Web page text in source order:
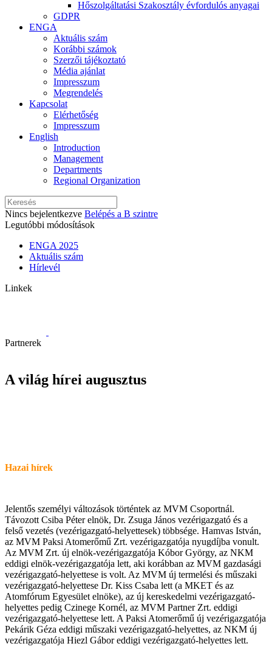
Hőszolgáltatási Szakosztály évfordulós anyagai
GDPR
ENGA
Aktuális szám
Korábbi számok
Szerzői tájékoztató
Média ajánlat
Impresszum
Megrendelés
Kapcsolat
Elérhetőség
Impresszum
English
Introduction
Management
Departments
Regional Organization
Nincs bejelentkezve Belépés a B szintre
Legutóbbi módosítások
ENGA 2025
Aktuális szám
Hírlevél
Linkek
Partnerek
A világ hírei augusztus
Hazai hírek
Jelentős személyi változások történtek az MVM Csoportnál.
Távozott Csiba Péter elnök, Dr. Zsuga János vezérigazgató és a
felső vezetés (vezérigazgató-helyettesek) többsége. Hamvas István,
az MVM Paksi Atomerőmű Zrt. vezérigazgatója nyugdíjba vonult.
Az MVM Zrt. új elnök-vezérigazgatója Kóbor György, az NKM
eddigi elnök-vezérigazgatója lett, aki korábban az MVM gazdasági
vezérigazgató-helyettese is volt. Az MVM új termelési és műszaki
vezérigazgató-helyettese Dr. Kiss Csaba lett (a MKET és az
Atomfórum Egyesület elnöke), az új kereskedelmi vezérigazgató-
helyettes pedig Czinege Kornél, az MVM Partner Zrt. eddigi
vezérigazgató-helyettese lett. A Paksi Atomerőmű új vezérigazgatója
Pekárik Géza eddigi műszaki vezérigazgató-helyettes, az NKM új
vezérigazgatója Hiezl Gábor eddigi vezérigazgató-helyettes lett.